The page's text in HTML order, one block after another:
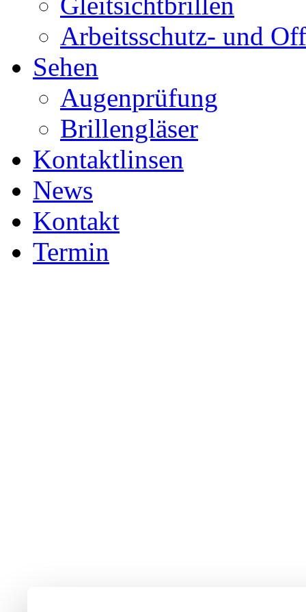
Arbeitsschutz- und
Sehen
Augenprüfung
Brillengläser
Kontaktlinsen
News
Kontakt
Termin